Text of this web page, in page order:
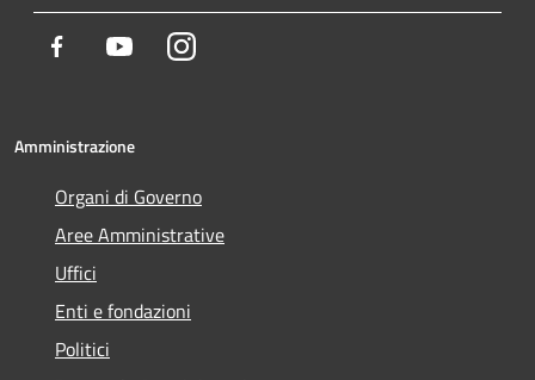
Facebook YoutubeInstagram
Amministrazione
Organi di Governo
Aree Amministrative
Uffici
Enti e fondazioni
Politici